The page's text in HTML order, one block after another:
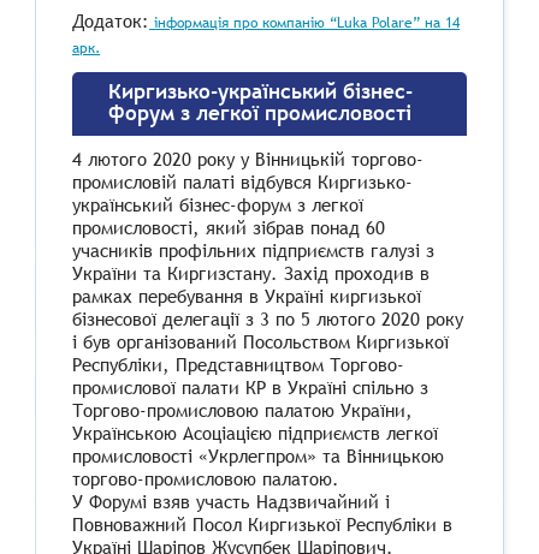
Додаток: інформація про компанію “Luka Polare” на 14
арк.
Киргизько-український бізнес-
форум з легкої промисловості
4 лютого 2020 року у Вінницькій торгово-
промисловій палаті відбувся Киргизько-
український бізнес-форум з легкої
промисловості, який зібрав понад 60
учасників профільних підприємств галузі з
України та Киргизстану. Захід проходив в
рамках перебування в Україні киргизької
бізнесової делегації з 3 по 5 лютого 2020 року
і був організований Посольством Киргизької
Республіки, Представництвом Торгово-
промислової палати КР в Україні спільно з
Торгово-промисловою палатою України,
Українською Асоціацією підприємств легкої
промисловості «Укрлегпром» та Вінницькою
торгово-промисловою палатою.
У Форумі взяв участь Надзвичайний і
Повноважний Посол Киргизької Республіки в
Україні Шаріпов Жусупбек Шаріпович.